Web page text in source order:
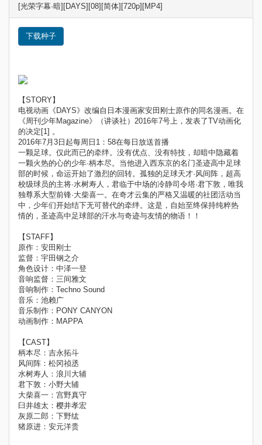
[光荣字幕·暗][DAYS][08][简体][720p][MP4]
下载种子
【STORY】
电视动画《DAYS》改编自日本漫画家安田刚士原作的同名漫画。在
《周刊少年Magazine》（讲谈社）2016年7号上，发表了TV动画化
的决定[1] 。
2016年7月3日起每周日1：58在每日放送首播
一颗足球。仅此而已的牵绊。没有优点、没有特技，却暗中隐藏着
一颗火热的心的少年·柄本尽。当他进入西东京的名门圣迹高中足球
部的时候，命运开始了激烈的回转。孤独的足球天才·风间阵，超高
校级球员的主将·水树寿人，君临于中场的冷静司令塔·君下敦，唯我
独尊系大型前锋·大柴喜一。在奇才云集的严格又温暖的社团活动当
中，少年们开始结下无可替代的牵绊。这是，自始至终保持纯粹热
情的，圣迹高中足球部的汗水与奇迹与友情的物语！！
【STAFF】
原作：安田刚士
监督：宇田钢之介
角色设计：中泽一登
音响监督：三间雅文
音响制作：Techno Sound
音乐：池赖广
音乐制作：PONY CANYON
动画制作：MAPPA
【CAST】
柄本尽：吉永拓斗
风间阵：松冈祯丞
水树寿人：浪川大辅
君下敦：小野大辅
大柴喜一：宫野真守
臼井雄太：樱井孝宏
灰原二郎：下野纮
猪原进：安元洋贵